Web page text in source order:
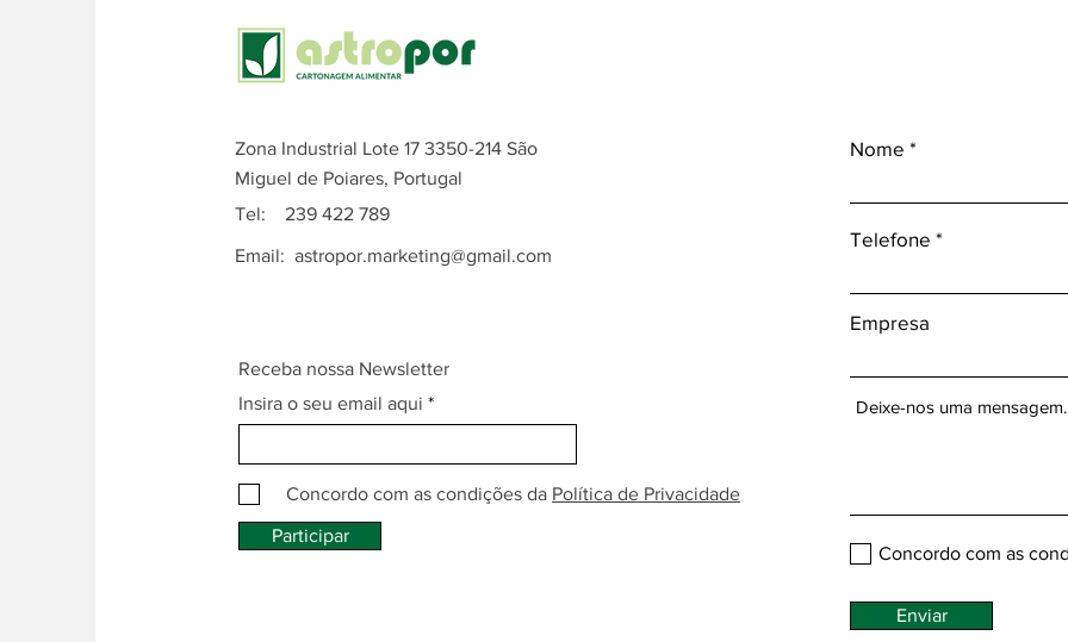
Zona Industrial Lote 17 3350-214 São
Miguel de Poiares, Portugal
Tel: 239 422 789
Email: astropor.marketing@gmail.com
Receba nossa Newsletter
Insira o seu email aqui
Concordo com as condições da Política de Privacidade
Participar
Nome
Telefone
Empresa
Concordo com as
Enviar